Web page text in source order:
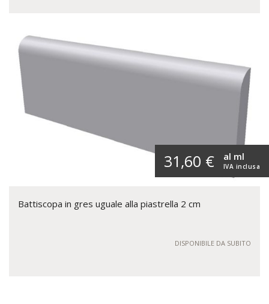
31,60 € IVA inclusa
al ml
Battiscopa in gres uguale alla piastrella 2 cm
DISPONIBILE DA SUBITO